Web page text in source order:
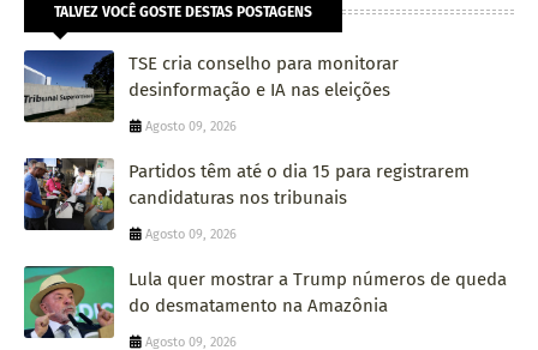
TALVEZ VOCÊ GOSTE DESTAS POSTAGENS
TSE cria conselho para monitorar
desinformação e IA nas eleições
Agosto 09, 2026
Partidos têm até o dia 15 para registrarem
candidaturas nos tribunais
Agosto 09, 2026
Lula quer mostrar a Trump números de queda
do desmatamento na Amazônia
Agosto 09, 2026